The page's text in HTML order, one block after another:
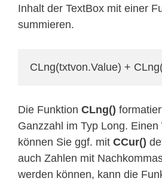
Inhalt der TextBox mit einer
summieren.
CLng(txtvon.Value) +
Die Funktion CLng()
Ganzzahl im Typ Long.
können Sie ggf. mit CCur()
auch Zahlen mit
werden können, kann die